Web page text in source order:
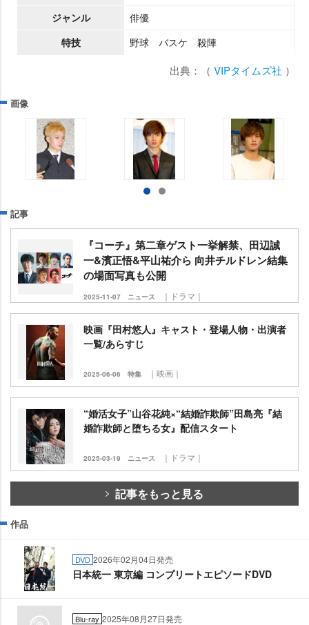
ジャンル
俳優
特技
野球 バスケ 殺陣
出典：（ VIPタイムズ社 ）
画像
記事
『コーチ』第二章ゲスト一挙解禁、田辺誠
一&濱正悟&平山祐介ら 向井チルドレン結集
の場面写真も公開
2025-11-07 ニュース ｜ドラマ｜
映画『田村悠人』キャスト・登場人物・出演者
一覧/あらすじ
2025-06-06 特集 ｜映画｜
“婚活女子”山谷花純×“結婚詐欺師”田島亮『結
婚詐欺師と堕ちる女』配信スタート
2025-03-19 ニュース ｜ドラマ｜
記事をもっと見る
作品
DVD 2026年02月04日発売
日本統一 東京編 コンプリートエピソードDVD
Blu-ray 2025年08月27日発売